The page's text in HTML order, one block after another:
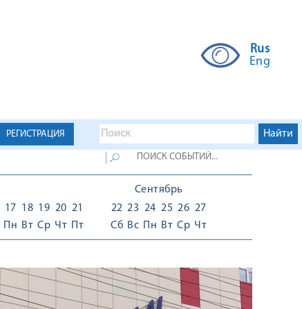
Rus
Eng
РЕГИСТРАЦИЯ
17
Пн
18
Вт
19
Ср
20
Чт
21
Пт
Сентябрь
22
Сб
23
Вс
24
Пн
25
Вт
26
Ср
27
Чт